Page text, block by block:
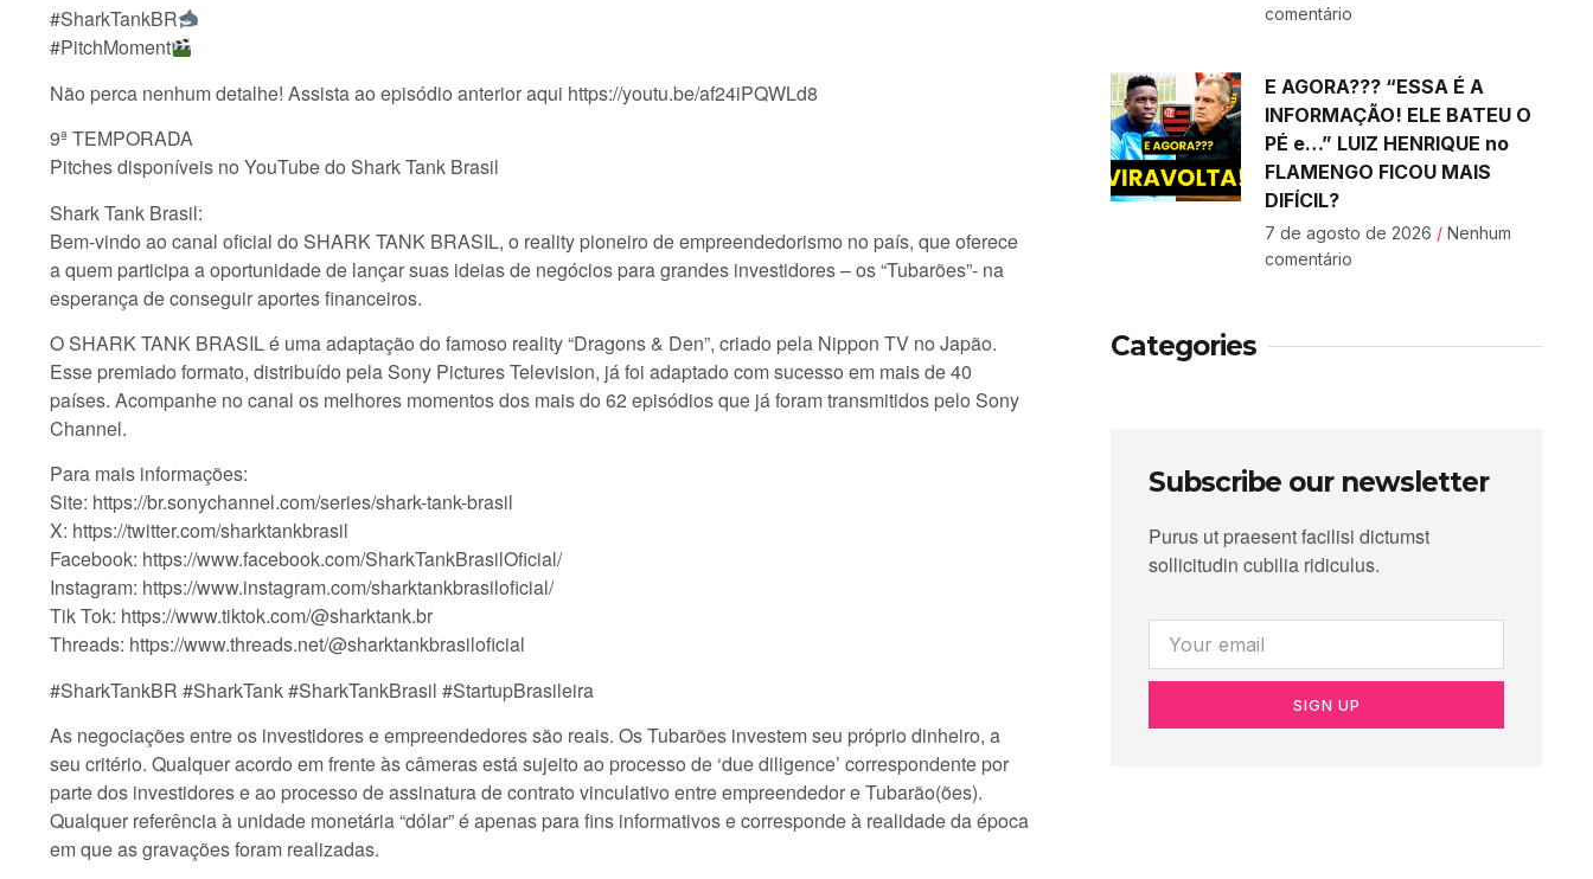
#SharkTankBR
#PitchMoment
Não perca nenhum detalhe! Assista ao episódio anterior aqui https://youtu.be/af24iPQWLd8
9ª TEMPORADA
Pitches disponíveis no YouTube do Shark Tank Brasil
Shark Tank Brasil:
Bem-vindo ao canal oficial do SHARK TANK BRASIL, o reality pioneiro de empreendedorismo no país, que oferece
a quem participa a oportunidade de lançar suas ideias de negócios para grandes investidores – os “Tubarões”- na
esperança de conseguir aportes financeiros.
O SHARK TANK BRASIL é uma adaptação do famoso reality “Dragons & Den”, criado pela Nippon TV no Japão.
Esse premiado formato, distribuído pela Sony Pictures Television, já foi adaptado com sucesso em mais de 40
países. Acompanhe no canal os melhores momentos dos mais do 62 episódios que já foram transmitidos pelo Sony
Channel.
Para mais informações:
Site: https://br.sonychannel.com/series/shark-tank-brasil
X: https://twitter.com/sharktankbrasil
Facebook: https://www.facebook.com/SharkTankBrasilOficial/
Instagram: https://www.instagram.com/sharktankbrasiloficial/
Tik Tok: https://www.tiktok.com/@sharktank.br
Threads: https://www.threads.net/@sharktankbrasiloficial
#SharkTankBR #SharkTank #SharkTankBrasil #StartupBrasileira
As negociações entre os investidores e empreendedores são reais. Os Tubarões investem seu próprio dinheiro, a
seu critério. Qualquer acordo em frente às câmeras está sujeito ao processo de ‘due diligence’ correspondente por
parte dos investidores e ao processo de assinatura de contrato vinculativo entre empreendedor e Tubarão(ões).
Qualquer referência à unidade monetária “dólar” é apenas para fins informativos e corresponde à realidade da época
em que as gravações foram realizadas.
comentário
E AGORA??? “ESSA É A
INFORMAÇÃO! ELE BATEU O
PÉ e…” LUIZ HENRIQUE no
FLAMENGO FICOU MAIS
DIFÍCIL?
7 de agosto de 2026 Nenhum
comentário
Categories
Subscribe our newsletter
Purus ut praesent facilisi dictumst
sollicitudin cubilia ridiculus.
SIGN UP